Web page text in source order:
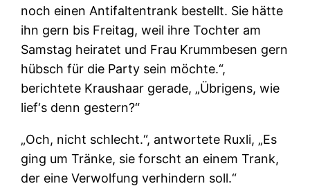
noch einen Antifaltentrank bestellt. Sie hätte
ihn gern bis Freitag, weil ihre Tochter am
Samstag heiratet und Frau Krummbesen gern
hübsch für die Party sein möchte.“,
berichtete Kraushaar gerade, „Übrigens, wie
lief‘s denn gestern?“
„Och, nicht schlecht.“, antwortete Ruxli, „Es
ging um Tränke, sie forscht an einem Trank,
der eine Verwolfung verhindern soll.“